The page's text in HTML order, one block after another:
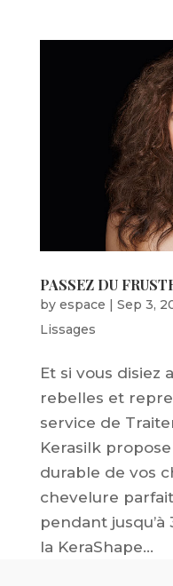
PASSEZ DU
by espace | Sep 3,
Lissages
Et si vous disiez
rebelles et
service de
Kerasilk
durable de vos
chevelure
pendant jusqu’à
la KeraShape...